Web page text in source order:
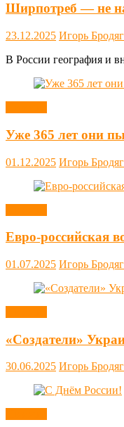
Ширпотреб — не
23.12.2025 Игорь
В России география и
Уже 365 лет они
01.12.2025 Игорь
Евро-российская
01.07.2025 Игорь
«Создатели»
30.06.2025 Игорь